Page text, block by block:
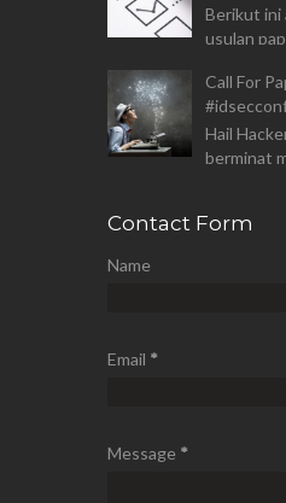
kegiatan
Berikut ini
usulan
pada
1.
Call For
Hail
berminat
paper
Contact Form
Name
Email *
Message *